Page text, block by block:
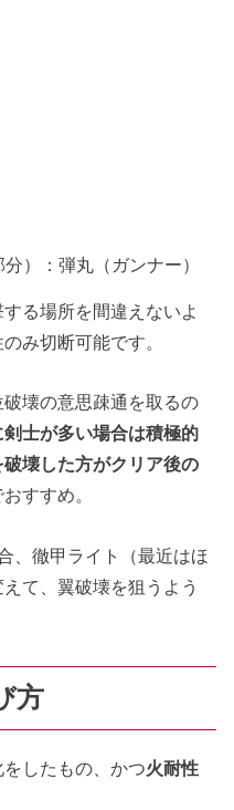
）：弾丸（ガンナー）
る場所を間違えないよ
み切断可能です。
壊の意思疎通を取るの
士が多い場合は積極的
壊した方がクリア後の
すすめ。
、徹甲ライト（最近はほ
て、翼破壊を狙うよう
方
したもの、かつ火耐性